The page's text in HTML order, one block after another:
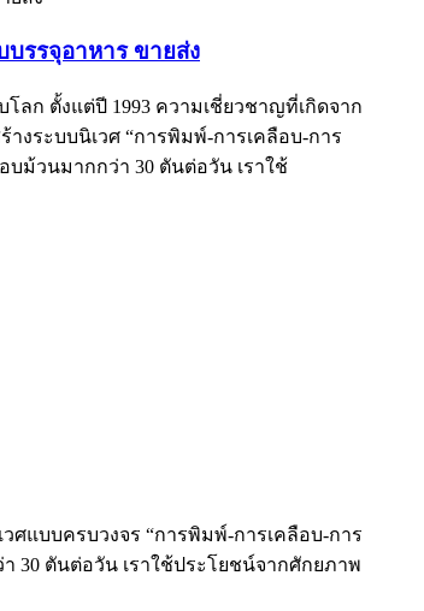
รรจุอาหาร ขายส่ง
ก ตั้งแต่ปี 1993 ความเชี่ยวชาญที่เกิดจาก
งระบบนิเวศ “การพิมพ์-การเคลือบ-การ
บม้วนมากกว่า 30 ตันต่อวัน เราใช้
ศแบบครบวงจร “การพิมพ์-การเคลือบ-การ
30 ตันต่อวัน เราใช้ประโยชน์จากศักยภาพ